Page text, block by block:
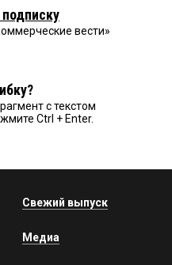
вести»
с текстом
Ctrl + Enter.
Свежий выпуск
Медиа